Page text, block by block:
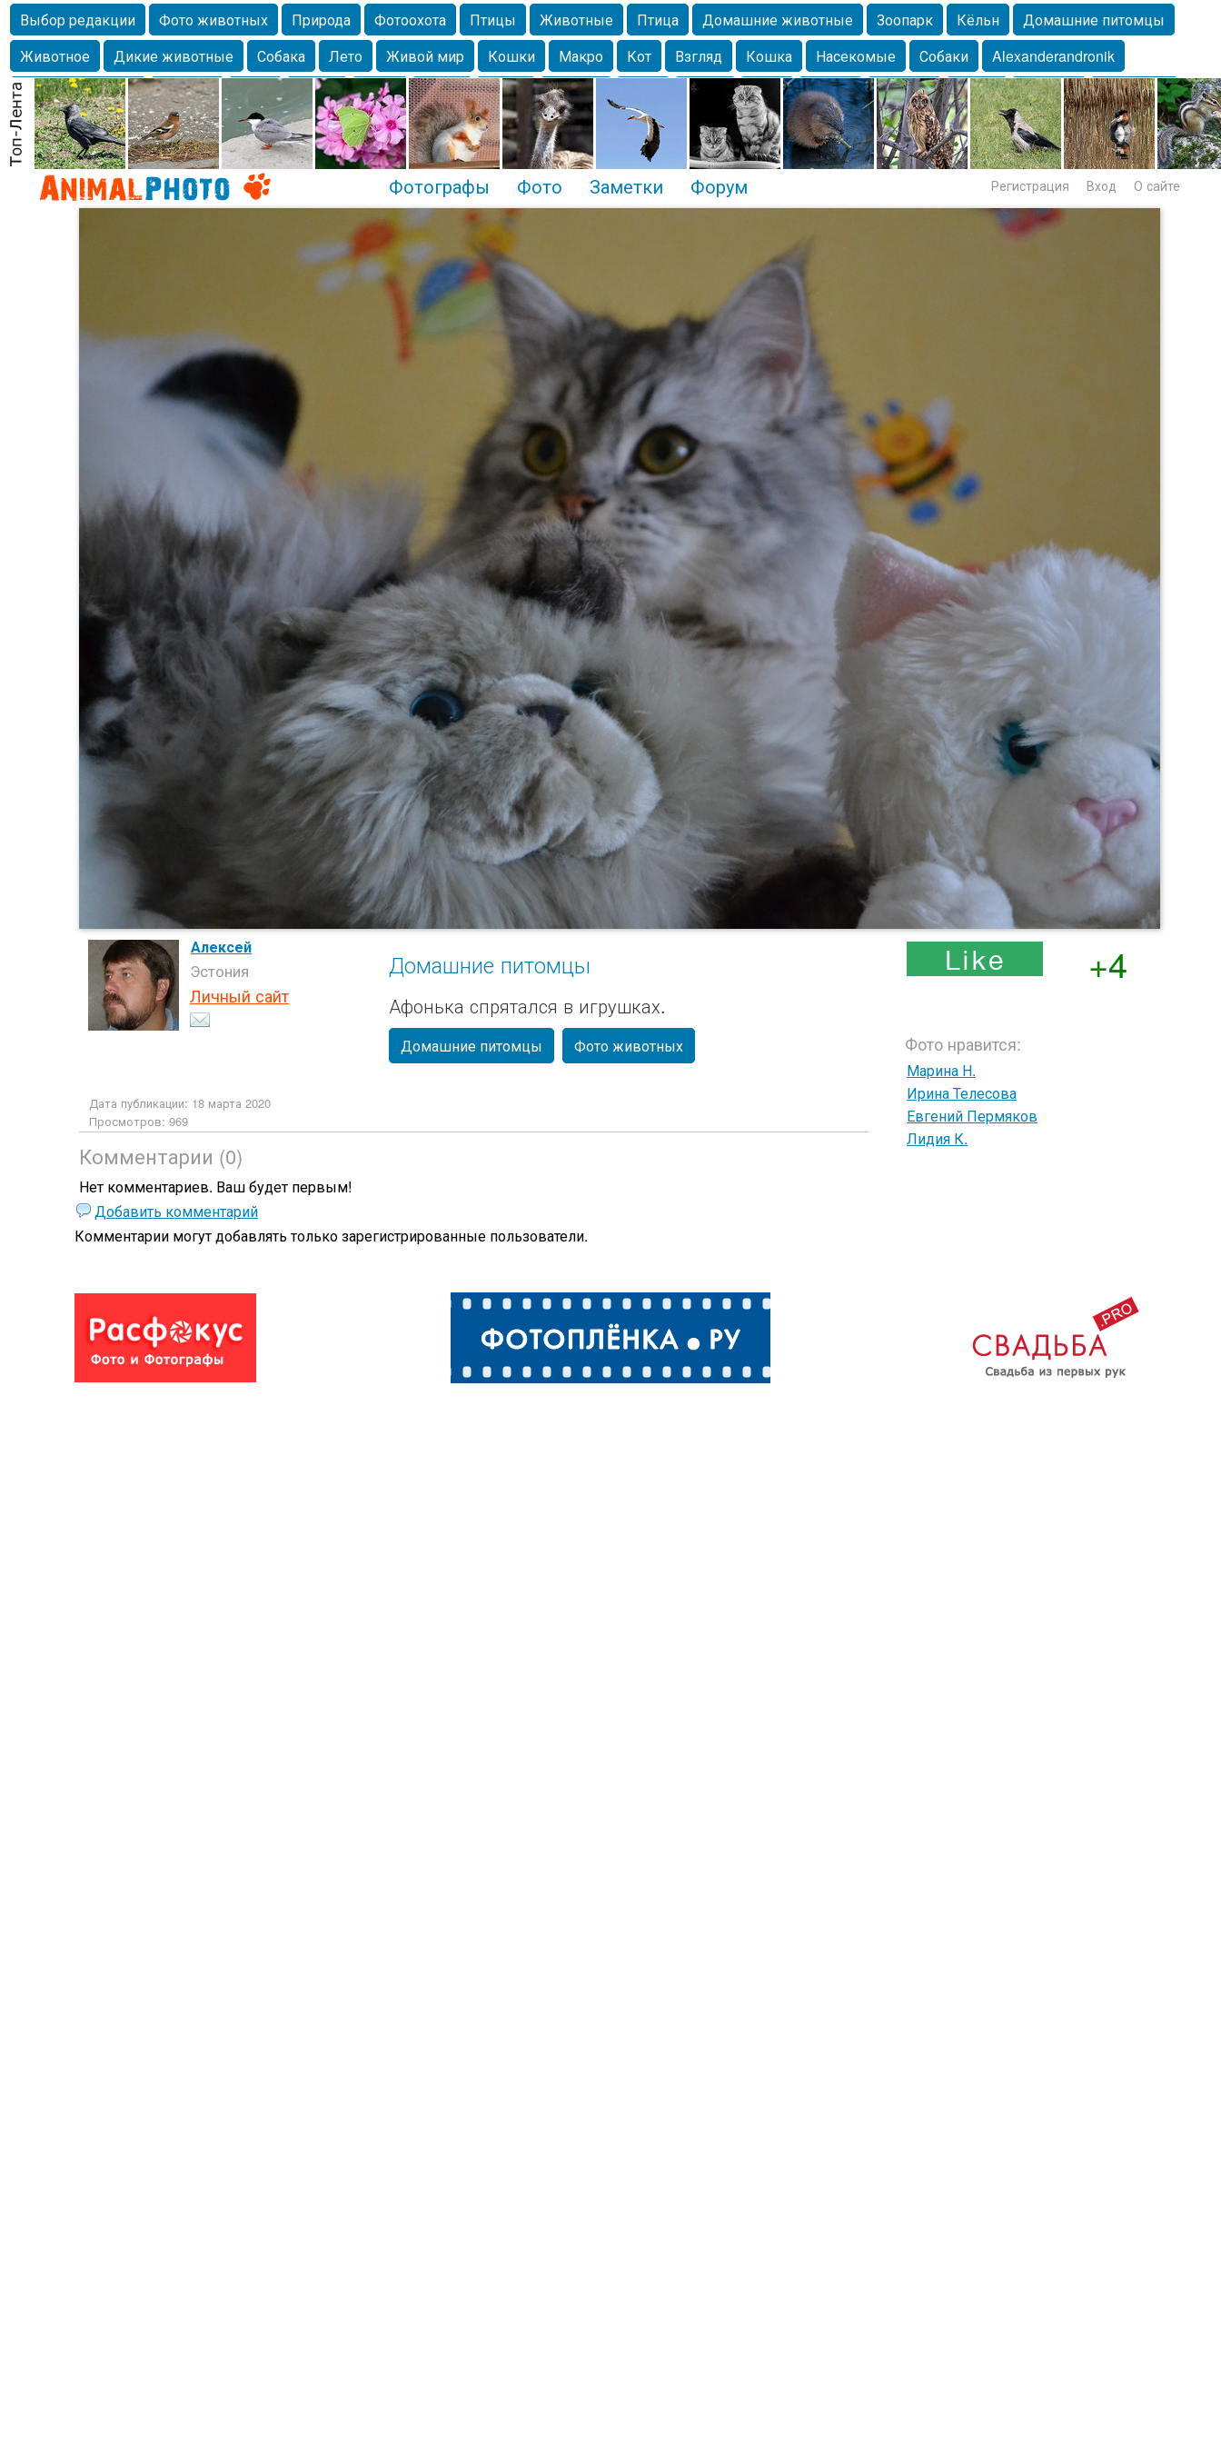
Выбор редакции Фото животных Природа Фотоохота Птицы Животные Птица Домашние животные Зоопарк Кёльн
Домашние питомцы
Животное
Дикие животные Собака Лето Живой мир Кошки Макро Кот Взгляд Кошка Насекомые Собаки
Alexanderandronik
Млекопитающие
Красота Озеро Глаза Крым Весна Москва Белка Зима Морда Собачка Осень Портрет
Домашние
любимцы
Волгоград Лебедь Город Бабочка Чайка Лес Утки Николаев Насекомое Коты Lebert Дикие птицы Утка Самара
Лебеди
Спаниель
Фотографы Фото Заметки Форум Регистрация Вход О сайте
Алексей
Эстония
Личный сайт
Домашние питомцы
Афонька спрятался в игрушках.
Домашние питомцы Фото животных
Дата публикации: 18 марта 2020
Просмотров: 969
+4
Фото нравится:
Марина Н.
Ирина Телесова
Евгений Пермяков
Лидия К.
Комментарии (0)
Нет комментариев. Ваш будет первым!
Добавить комментарий
Комментарии могут добавлять толькозарегистрированные пользователи.